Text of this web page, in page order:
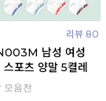
리뷰 80
남성 여성
포츠 양말 5켤레
모음전